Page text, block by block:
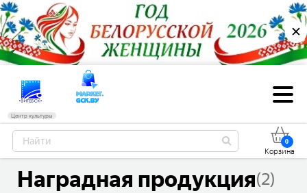
✕
Центр культуры
0
Корзина
наградная продукция(2)